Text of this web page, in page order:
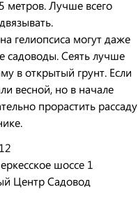
метров. Лучше всего
гелиопсиса могут даже
садоводы. Сеять лучше
в открытый грунт. Если
весной, но в начале
прорастить рассаду
шоссе 1
Центр Садовод